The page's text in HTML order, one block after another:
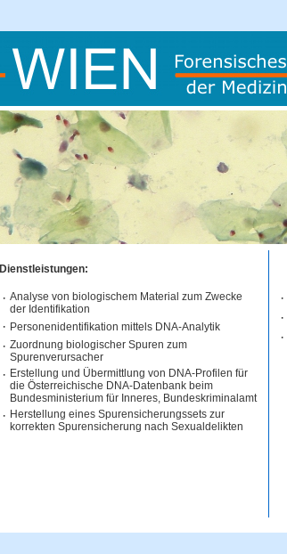
Dienstleistungen:
· Analyse von biologischem Material zum Zwecke
der Identifikation
· Personenidentifikation mittels DNA-Analytik
· Zuordnung biologischer Spuren zum
Spurenverursacher
· Erstellung und Übermittlung von DNA-Profilen für
die Österreichische DNA-Datenbank beim
Bundesministerium für Inneres, Bundeskriminalamt
· Herstellung eines Spurensicherungssets zur
korrekten Spurensicherung nach Sexualdelikten
·
·
·